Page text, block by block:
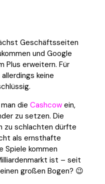
Geschäftsseiten
und Google
Plus erweitern. Für
keine
die Cashcow ein,
zu setzen. Die
zu schlachten dürfte
als ernsthafte
Spiele kommen
ist – seit
großen Bogen? 😉